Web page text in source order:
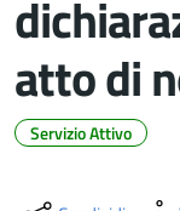
atto di
Servizio Attivo